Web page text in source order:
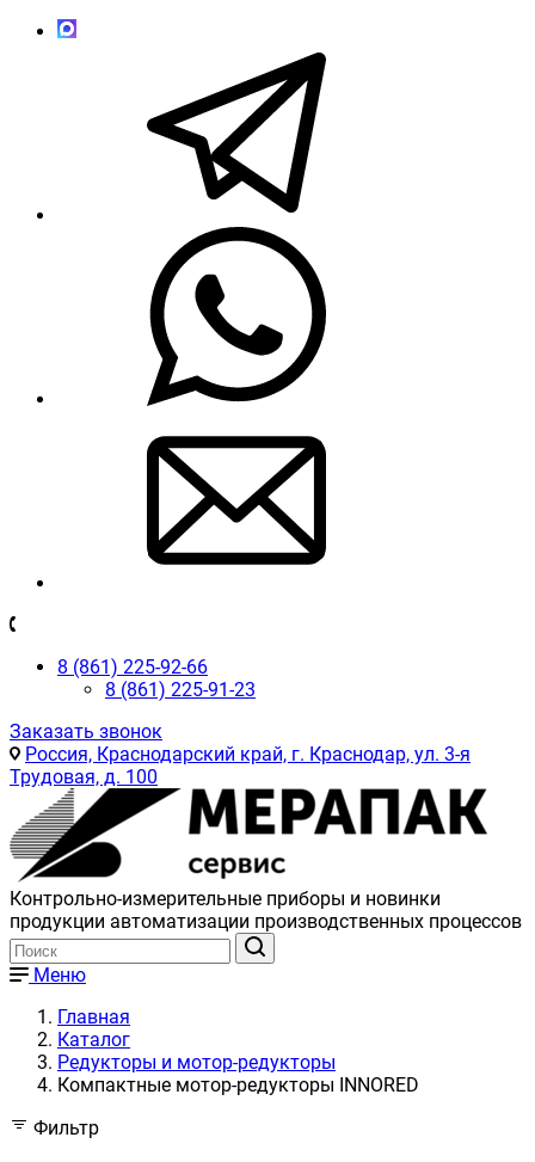
8 (861) 225-92-66
8 (861) 225-91-23
Заказать звонок
Россия, Краснодарский край, г. Краснодар, ул. 3-я
Трудовая, д. 100
Контрольно-измерительные приборы и новинки
продукции автоматизации производственных процессов
Меню
Главная
Каталог
Редукторы и мотор-редукторы
Компактные мотор-редукторы INNORED
Фильтр